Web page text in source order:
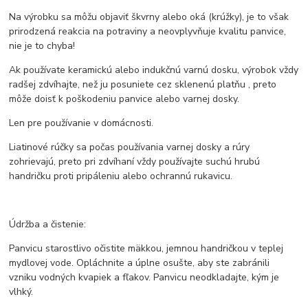
Na výrobku sa môžu objaviť škvrny alebo oká (krúžky), je to však
prirodzená reakcia na potraviny a neovplyvňuje kvalitu panvice,
nie je to chyba!
Ak používate keramickú alebo indukčnú varnú dosku, výrobok vždy
radšej zdvíhajte, než ju posuniete cez sklenenú platňu , preto
môže doisť k poškodeniu panvice alebo varnej dosky.
Len pre používanie v domácnosti.
Liatinové rúčky sa počas používania varnej dosky a rúry
zohrievajú, preto pri zdvíhaní vždy používajte suchú hrubú
handričku proti pripáleniu alebo ochrannú rukavicu.
Údržba a čistenie:
Panvicu starostlivo očistite mäkkou, jemnou handričkou v teplej
mydlovej vode. Opláchnite a úplne osušte, aby ste zabránili
vzniku vodných kvapiek a fľakov. Panvicu neodkladajte, kým je
vlhký.